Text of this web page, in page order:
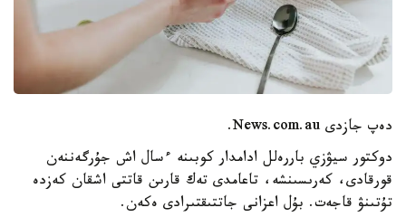
دەپ جازدى News.com.au.
دوكتور سيۋزي باررەلل ادامدار كوبىنە ءسال اش جۇرگەننەن
قورقادى، كەرىسىنشە، تاعامدى تەك قارىن قاتتى اشقان كەزدە
تۇتىنۋ قاجەت. بۇل اعزانى جاتتىقتىرادى ەكەن.